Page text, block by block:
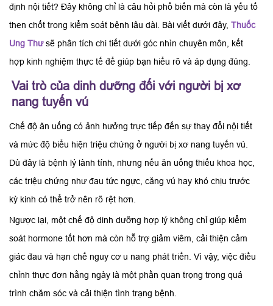
định nội tiết? Đây không chỉ là câu hỏi phổ biến mà còn là yếu tố
then chốt trong kiểm soát bệnh lâu dài. Bài viết dưới đây, Thuốc
Ung Thưsẽ phân tích chi tiết dưới góc nhìn chuyên môn, kết
hợp kinh nghiệm thực tế để giúp bạn hiểu rõ và áp dụng đúng.
Vai trò của dinh dưỡng đối với người bị xơ
nang tuyến vú
Chế độ ăn uống có ảnh hưởng trực tiếp đến sự thay đổi nội tiết
và mức độ biểu hiện triệu chứng ở người bị xơ nang tuyến vú.
Dù đây là bệnh lý lành tính, nhưng nếu ăn uống thiếu khoa học,
các triệu chứng như đau tức ngực, căng vú hay khó chịu trước
kỳ kinh có thể trở nên rõ rệt hơn.
Ngược lại, một chế độ dinh dưỡng hợp lý không chỉ giúp kiểm
soát hormone tốt hơn mà còn hỗ trợ giảm viêm, cải thiện cảm
giác đau và hạn chế nguy cơ u nang phát triển. Vì vậy, việc điều
chỉnh thực đơn hằng ngày là một phần quan trọng trong quá
trình chăm sóc và cải thiện tình trạng bệnh.